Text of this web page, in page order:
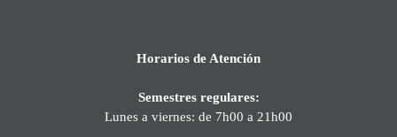
Horarios de Atención
Semestres regulares:
Lunes a viernes: de 7h00 a 21h00